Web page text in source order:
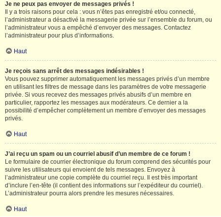
Je ne peux pas envoyer de messages privés !
Il y a trois raisons pour cela : vous n’êtes pas enregistré et/ou connecté,
l’administrateur a désactivé la messagerie privée sur l’ensemble du forum, ou
l’administrateur vous a empêché d’envoyer des messages. Contactez
l’administrateur pour plus d’informations.
Haut
Je reçois sans arrêt des messages indésirables !
Vous pouvez supprimer automatiquement les messages privés d’un membre
en utilisant les filtres de message dans les paramètres de votre messagerie
privée. Si vous recevez des messages privés abusifs d’un membre en
particulier, rapportez les messages aux modérateurs. Ce dernier a la
possibilité d’empêcher complètement un membre d’envoyer des messages
privés.
Haut
J’ai reçu un spam ou un courriel abusif d’un membre de ce forum !
Le formulaire de courrier électronique du forum comprend des sécurités pour
suivre les utilisateurs qui envoient de tels messages. Envoyez à
l’administrateur une copie complète du courriel reçu. Il est très important
d’inclure l’en-tête (il contient des informations sur l’expéditeur du courriel).
L’administrateur pourra alors prendre les mesures nécessaires.
Haut